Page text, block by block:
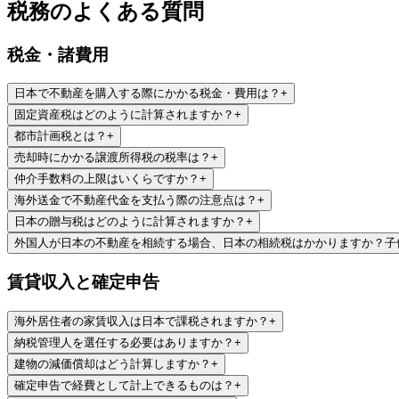
税務のよくある質問
税金・諸費用
日本で不動産を購入する際にかかる税金・費用は？ +
固定資産税はどのように計算されますか？ +
都市計画税とは？ +
売却時にかかる譲渡所得税の税率は？ +
仲介手数料の上限はいくらですか？ +
海外送金で不動産代金を支払う際の注意点は？ +
日本の贈与税はどのように計算されますか？ +
外国人が日本の不動産を相続する場合、日本の相続税はかかりますか？子
賃貸収入と確定申告
海外居住者の家賃収入は日本で課税されますか？ +
納税管理人を選任する必要はありますか？ +
建物の減価償却はどう計算しますか？ +
確定申告で経費として計上できるものは？ +